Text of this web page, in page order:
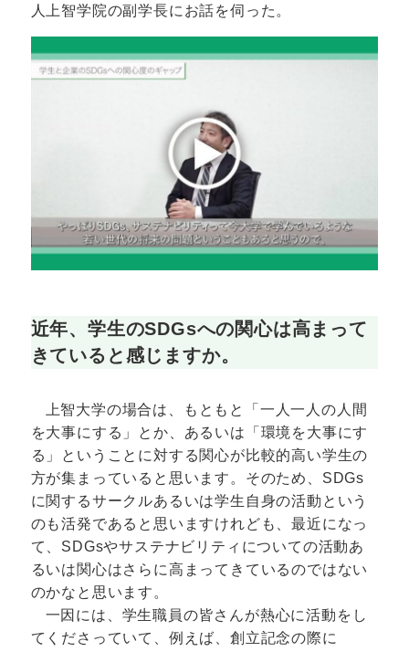
人上智学院の副学長にお話を伺った。
近年、学生のSDGsへの関心は高まって
きていると感じますか。
上智大学の場合は、もともと「一人一人の人間
を大事にする」とか、あるいは「環境を大事にす
る」ということに対する関心が比較的高い学生の
方が集まっていると思います。そのため、SDGs
に関するサークルあるいは学生自身の活動という
のも活発であると思いますけれども、最近になっ
て、SDGsやサステナビリティについての活動あ
るいは関心はさらに高まってきているのではない
のかなと思います。
一因には、学生職員の皆さんが熱心に活動をし
てくださっていて、例えば、創立記念の際に